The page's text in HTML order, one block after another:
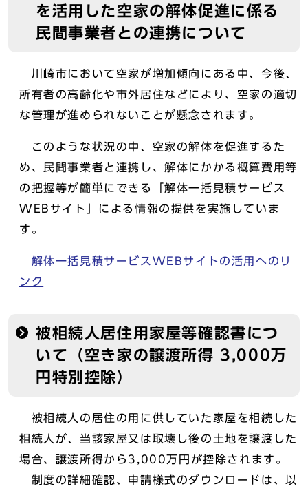
を活用した空家の解体促進に係る
民間事業者との連携について
川崎市において空家が増加傾向にある中、今後、
所有者の高齢化や市外居住などにより、空家の適切
な管理が進められないことが懸念されます。
このような状況の中、空家の解体を促進するた
め、民間事業者と連携し、解体にかかる概算費用等
の把握等が簡単にできる「解体一括見積サービス
WEBサイト」による情報の提供を実施していま
す。
解体一括見積サービスWEBサイトの活用へのリ
ンク
被相続人居住用家屋等確認書につ
いて（空き家の譲渡所得 3,000万
円特別控除）
被相続人の居住の用に供していた家屋を相続した
相続人が、当該家屋又は取壊し後の土地を譲渡した
場合、譲渡所得から3,000万円が控除されます。
制度の詳細確認、申請様式のダウンロードは、以